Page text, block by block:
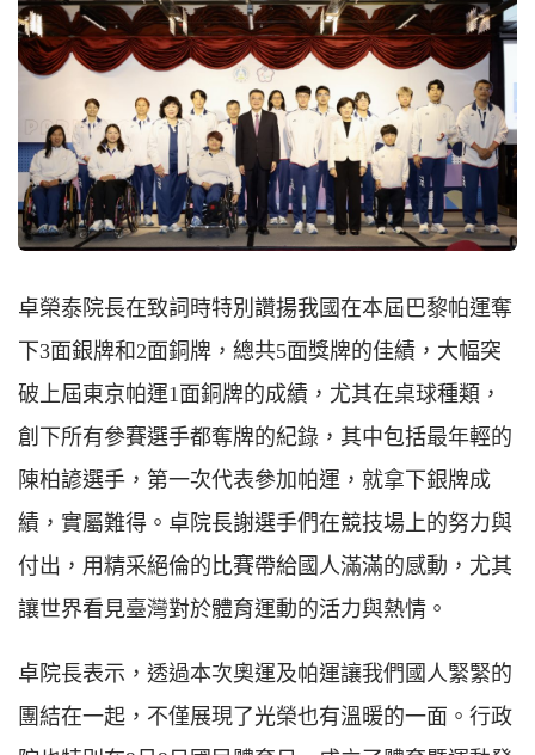
卓榮泰院長在致詞時特別讚揚我國在本屆巴黎帕運奪
下3面銀牌和2面銅牌，總共5面獎牌的佳績，大幅突
破上屆東京帕運1面銅牌的成績，尤其在桌球種類，
創下所有參賽選手都奪牌的紀錄，其中包括最年輕的
陳柏諺選手，第一次代表參加帕運，就拿下銀牌成
績，實屬難得。卓院長謝選手們在競技場上的努力與
付出，用精采絕倫的比賽帶給國人滿滿的感動，尤其
讓世界看見臺灣對於體育運動的活力與熱情。
卓院長表示，透過本次奧運及帕運讓我們國人緊緊的
團結在一起，不僅展現了光榮也有溫暖的一面。行政